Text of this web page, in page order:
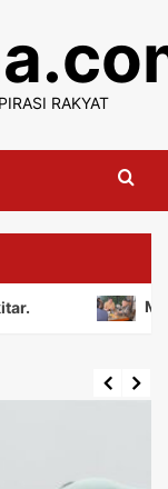
RAKYAT
Menutup